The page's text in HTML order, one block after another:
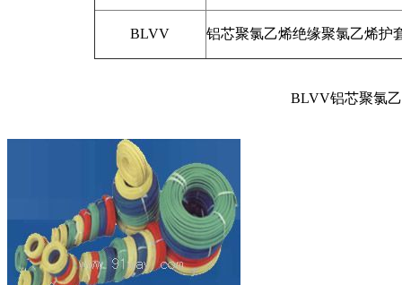
BLVV 铝芯聚氯乙烯绝缘聚氯乙烯护
BLVV铝芯聚氯